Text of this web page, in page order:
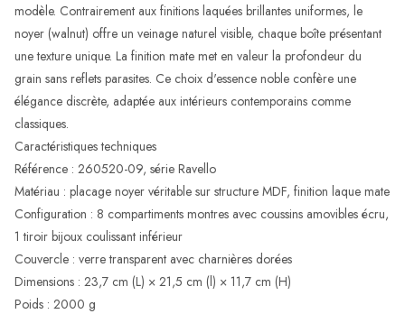
modèle. Contrairement aux finitions laquées brillantes uniformes, le
noyer (walnut) offre un veinage naturel visible, chaque boîte présentant
une texture unique. La finition mate met en valeur la profondeur du
grain sans reflets parasites. Ce choix d'essence noble confère une
élégance discrète, adaptée aux intérieurs contemporains comme
classiques.
Caractéristiques techniques
Référence : 260520-09, série Ravello
Matériau : placage noyer véritable sur structure MDF, finition laque mate
Configuration : 8 compartiments montres avec coussins amovibles écru,
1 tiroir bijoux coulissant inférieur
Couvercle : verre transparent avec charnières dorées
Dimensions : 23,7 cm (L) × 21,5 cm (l) × 11,7 cm (H)
Poids : 2000 g